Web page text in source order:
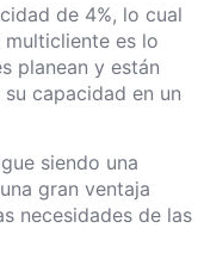
de 4%, lo cual
es lo
planean y están
capacidad en un
siendo una
gran ventaja
necesidades de las